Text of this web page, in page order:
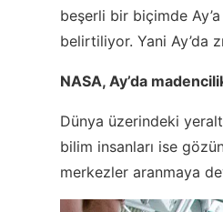
beşerli bir biçimde
belirtiliyor. Yani Ay’da
NASA, Ay’da
Dünya üzerindeki
bilim insanları ise
merkezler aranmaya